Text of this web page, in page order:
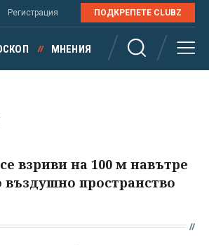
Регистрация ПОДКРЕПЕТЕ CLUBZ
МНЕНИЯ
взриви на 100 м навътре
въздушно пространство